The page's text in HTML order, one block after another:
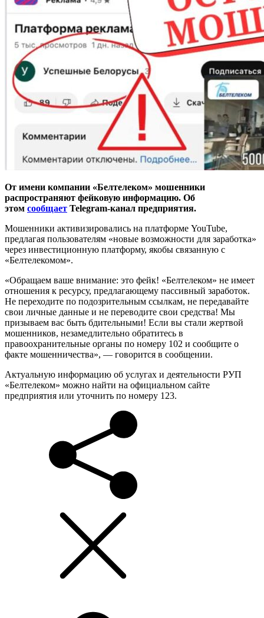
От имени компании «Белтелеком» мошенники
распространяют фейковую информацию. Об
этом сообщает Telegram-канал предприятия.
Мошенники активизировались на платформе YouTube,
предлагая пользователям «новые возможности для заработка»
через инвестиционную платформу, якобы связанную с
«Белтелекомом».
«Обращаем ваше внимание: это фейк! «Белтелеком» не имеет
отношения к ресурсу, предлагающему пассивный заработок.
Не переходите по подозрительным ссылкам, не передавайте
свои личные данные и не переводите свои средства! Мы
призываем вас быть бдительными! Если вы стали жертвой
мошенников, незамедлительно обратитесь в
правоохранительные органы по номеру 102 и сообщите о
факте мошенничества», — говорится в сообщении.
Актуальную информацию об услугах и деятельности РУП
«Белтелеком» можно найти на официальном сайте
предприятия или уточнить по номеру 123.